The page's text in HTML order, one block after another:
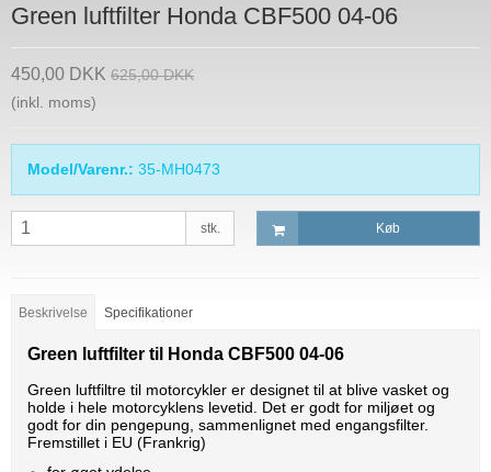
Green luftfilter Honda CBF500 04-06
450,00 DKK 625,00 DKK
(inkl. moms)
Model/Varenr.: 35-MH0473
stk. Køb
Beskrivelse Specifikationer
Green luftfilter til Honda CBF500 04-06
Green luftfiltre til motorcykler er designet til at blive vasket og
holde i hele motorcyklens levetid. Det er godt for miljøet og
godt for din pengepung, sammenlignet med engangsfilter.
Fremstillet i EU (Frankrig)